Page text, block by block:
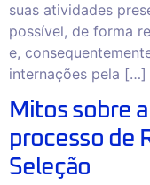
suas atividades
possível, de forma
e,
internações pela […]
Mitos sobre
processo de
Seleção